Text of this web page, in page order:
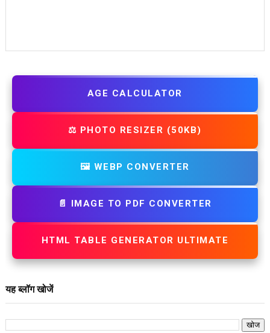
AGE CALCULATOR
⚖️ PHOTO RESIZER (50KB)
🖼️ WEBP CONVERTER
📄 IMAGE TO PDF CONVERTER
HTML TABLE GENERATOR ULTIMATE
यह ब्लॉग खोजें